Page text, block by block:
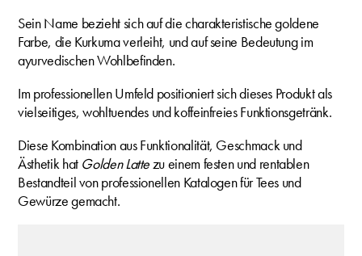
Sein Name bezieht sich auf die charakteristische goldene
Farbe, die Kurkuma verleiht, und auf seine Bedeutung im
ayurvedischen Wohlbefinden.
Im professionellen Umfeld positioniert sich dieses Produkt als
vielseitiges, wohltuendes und koffeinfreies Funktionsgetränk.
Diese Kombination aus Funktionalität, Geschmack und
Ästhetik hat Golden Lattezu einem festen und rentablen
Bestandteil von professionellen Katalogen für Tees und
Gewürze gemacht.